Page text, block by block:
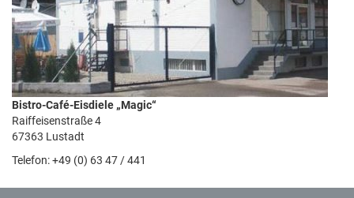
Bistro-Café-Eisdiele „Magic“
Raiffeisenstraße 4
67363 Lustadt
Telefon: +49 (0) 63 47 / 441